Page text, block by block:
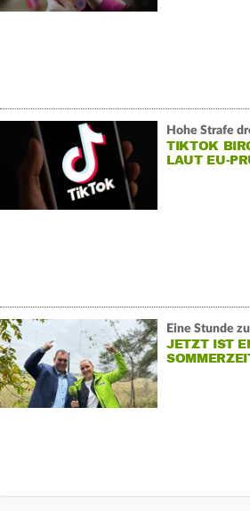
Hohe Strafe
TIKTOK
LAUT EU-
Eine Stunde
JETZT IST